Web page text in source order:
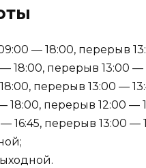
— 18:00, перерыв
18:00, перерыв 13:00 —
перерыв 13:00 —
18:00, перерыв 12:00 —
16:45, перерыв 13:00 —